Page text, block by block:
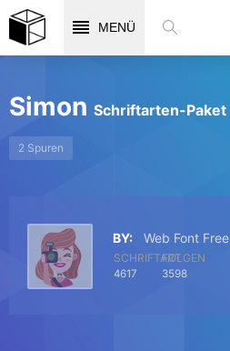
MENÜ
Simon Schriftarten-Paket
2 Spuren
BY: Web Font Free
SCHRIFTART
4617
FOLGEN
3598